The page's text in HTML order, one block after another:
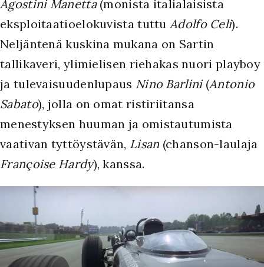
Agostini Manetta(monista italialaisista
eksploitaatioelokuvista tuttu Adolfo Celi).
Neljäntenä kuskina mukana on Sartin
tallikaveri, ylimielisen riehakas nuori playboy
ja tulevaisuudenlupaus Nino Barlini (Antonio
Sabato), jolla on omat ristiriitansa
menestyksen huuman ja omistautumista
vaativan tyttöystävän, Lisan (chanson-laulaja
Françoise Hardy), kanssa.